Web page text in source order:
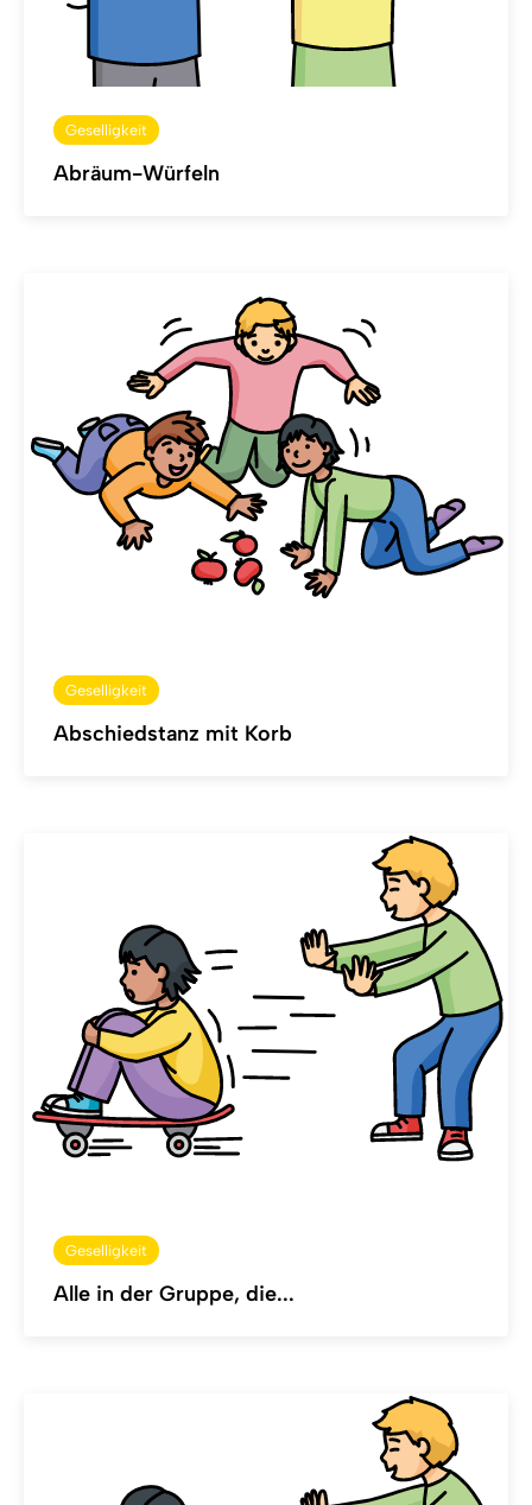
Geselligkeit
Abräum-Würfeln
Geselligkeit
Abschiedstanz mit Korb
Geselligkeit
Alle in der Gruppe, die...